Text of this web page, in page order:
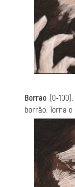
Borrão (0-
borrão. Torna